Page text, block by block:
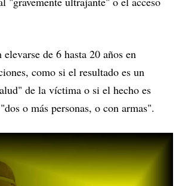
elevarse de 6 hasta 20 años en
como si el resultado es un
de la víctima o si el hecho es
o más personas, o con armas".